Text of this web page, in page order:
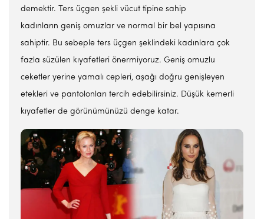
demektir. Ters üçgen şekli vücut tipine sahip
kadınların geniş omuzlar ve normal bir bel yapısına
sahiptir. Bu sebeple ters üçgen şeklindeki kadınlara çok
fazla süzülen kıyafetleri önermiyoruz. Geniş omuzlu
ceketler yerine yamalı cepleri, aşağı doğru genişleyen
etekleri ve pantolonları tercih edebilirsiniz. Düşük kemerli
kıyafetler de görünümünüzü denge katar.